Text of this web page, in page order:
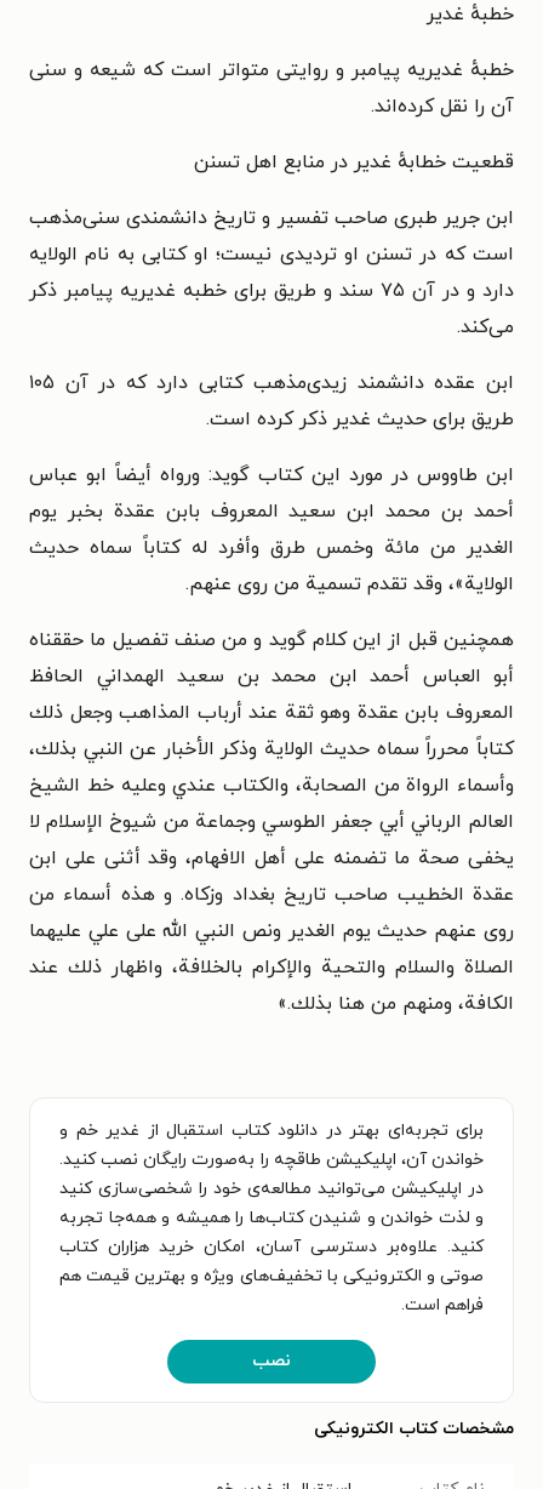
خطبهٔ غدیر
خطبهٔ غدیریه پیامبر و روایتی متواتر است که شیعه و سنی
آن را نقلکرده‌اند.
قطعیت خطابهٔ غدیر در منابع اهل تسنن
ابن جریر طبری صاحب تفسیر و تاریخ دانشمندی سنی‌مذهب
است که در تسنن او تردیدی نیست؛ او کتابی به نام الولایه
دارد و در آن ۷۵ سند و طریق برای خطبه غدیریه
پیامبر ذکر
می‌کند.
ابن عقده
دانشمند زیدی‌مذهب کتابی دارد که در آن ۱۰۵
طریق برای حدیث غدیر ذکرکرده است.
ابن طاووس در مورد این کتاب گوید: ورواه أيضاً ابو عباس
أحمد بن محمد ابن سعيد المعروف بابن عقدة بخبر يوم
الغدير من مائة وخمس طرق وأفرد له كتاباً سماه حديث
الولاية»، وقد تقدم تسمية من روى عنهم.
همچنین قبل از این کلام گوید و من صنف تفصيل ما حققناه
أبو العباس أحمد ابن محمد بن سعيد الهمداني الحافظ
المعروف بابن عقدة وهو ثقة عند أرباب المذاهب وجعل ذلك
كتاباً محرراً سماه حديث الولاية وذكر الأخبار عن النبي بذلك،
وأسماء الرواة من الصحابة، والكتاب عندي وعليه خط الشيخ
العالم الرباني أبي جعفر الطوسي وجماعة من شيوخ الإسلام لا
يخفى صحة ما تضمنه على أهل الافهام، وقد أثنى على ابن
عقدة الخطيب صاحب تاريخ بغداد وزكاه. و هذه أسماء من
روى عنهم حديث يوم الغدير ونص النبي الله على علي عليهما
الصلاة والسلام والتحية والإكرام بالخلافة، واظهار ذلك عند
الكافة، ومنهم من هنا بذلك.»
برای تجربه‌ای بهتر در دانلود کتاب استقبال از غدیر خم و
خواندن آن، اپلیکیشن طاقچه را به‌صورت رایگان نصب کنید.
در اپلیکیشن می‌توانید مطالعه‌ی خود را شخصی‌سازی کنید
و لذت خواندن و شنیدن کتاب‌ها را همیشه و همه‌جا تجربه
کنید. علاوه‌بر دسترسی آسان، امکان خرید هزاران کتاب
صوتی و الکترونیکی با تخفیف‌های ویژه و بهترین قیمت هم
فراهم است.
نصب
مشخصات کتاب الکترونیکی